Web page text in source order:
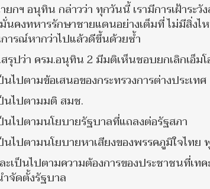
ยกฯ อนุทิน กล่าวว่า ทุกวันนี้ เรามีการเฝ้าระ
นคงทหารรักษาชายแดนอย่างเต็มที่ ไม่มีสิ่
ารณ์หากว่าไปแล้วดีขึ้นด้วยซ้ำ
รุปว่า ครม.อนุทิน 2 มีมติเห็นชอบยกเลิกเอ็มโ
นไปตามข้อเสนอของกระทรวงการต่างประเทศ
นไปตามมติ สมช.
นไปตามนโยบายรัฐบาลที่แถลงต่อรัฐสภา
นไปตามนโยบายหาเสียงของพรรคภูมิใจไทย
ะเป็นไปตามความต้องการของประชาชนที่เ
จัดตั้งรัฐบาล